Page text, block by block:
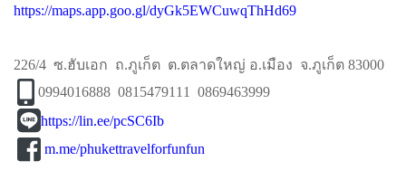
https://maps.app.goo.gl/dyGk5EWCuwqThHd69
226/4 ซ.ฮับเอก ถ.ภูเก็ต ต.ตลาดใหญ่ อ.เมือง จ.ภูเก็ต 83000
0994016888 0815479111 0869463999
https://lin.ee/pcSC6Ib
m.me/phukettravelforfunfun